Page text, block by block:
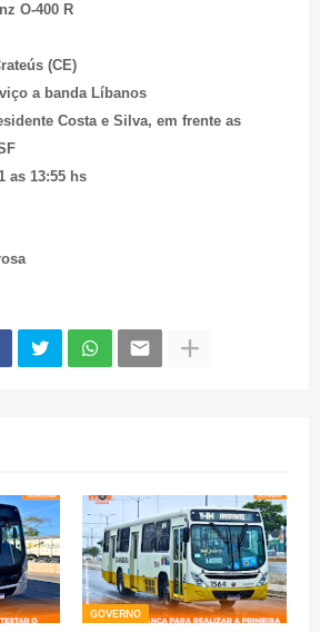
O-400 R
(CE)
a banda Líbanos
Costa e Silva, em frente as
as 13:55 hs
GOVERNO